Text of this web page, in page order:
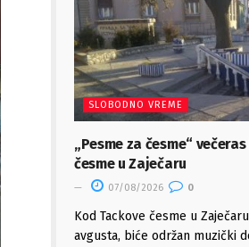
SLOBODNO VREME
„Pesme za česme“
česme u Zaječaru
07/08/2026 0
Kod Tackove česme u
avgusta, biće održan muzički